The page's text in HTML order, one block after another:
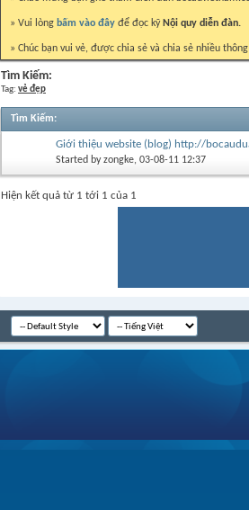
» Vui lòng bấm vào đây để đọc kỹ Nội quy diễn đàn.
» Chúc bạn vui vẻ, được chia sẻ và chia sẻ nhiều
Tìm Kiếm:
Tag: vẻ đẹp
Tìm Kiếm:
Giới thiệu website (blog) http://
Started byzongke, 03-08-11 12:37
Hiện kết quả từ 1 tới 1 của 1